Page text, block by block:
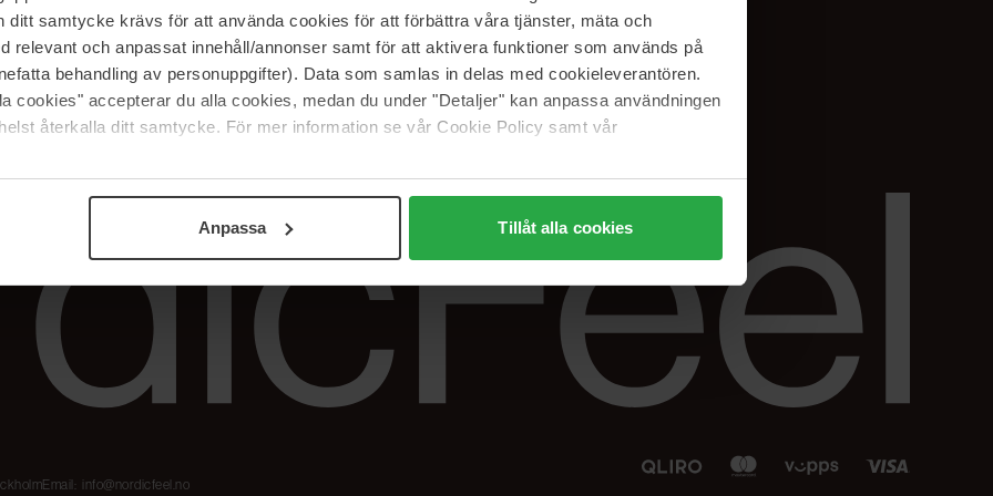
ditt samtycke krävs för att använda cookies för att förbättra våra tjänster, mäta och
relevant och anpassat innehåll/annonser samt för att aktivera funktioner som används på
behandling av personuppgifter). Data som samlas in delas med cookieleverantören.
cookies" accepterar du alla cookies, medan du under "Detaljer" kan anpassa användningen
återkalla ditt samtycke. För mer information se vår Cookie Policy samt vår
Anpassa Tillåt alla cookies
The Beauty Edit
Jobb hos oss
Samarbeidspartner
Spor bestillingen min
Retur og reklamasjon
Blush har blitt
Nordicfeel
Instagram
Linkedin
Email: info@nordicfeel.no